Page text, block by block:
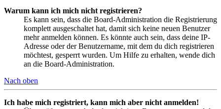
Warum kann ich mich nicht registrieren?
Es kann sein, dass die Board-Administration die Registrierung
komplett ausgeschaltet hat, damit sich keine neuen Benutzer
mehr anmelden können. Es könnte auch sein, dass deine IP-
Adresse oder der Benutzername, mit dem du dich registrieren
möchtest, gesperrt wurden. Um Hilfe zu erhalten, wende dich
an die Board-Administration.
Nach oben
Ich habe mich registriert, kann mich aber nicht anmelden!